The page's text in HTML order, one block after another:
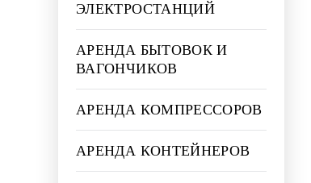
ЭЛЕКТРОСТАНЦИЙ
АРЕНДА БЫТОВОК И
ВАГОНЧИКОВ
АРЕНДА КОМПРЕССОРОВ
АРЕНДА КОНТЕЙНЕРОВ